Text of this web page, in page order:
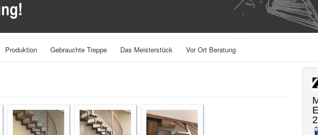
Produktion Gebrauchte Treppe Das Meisterstück Vor Ort Beratung